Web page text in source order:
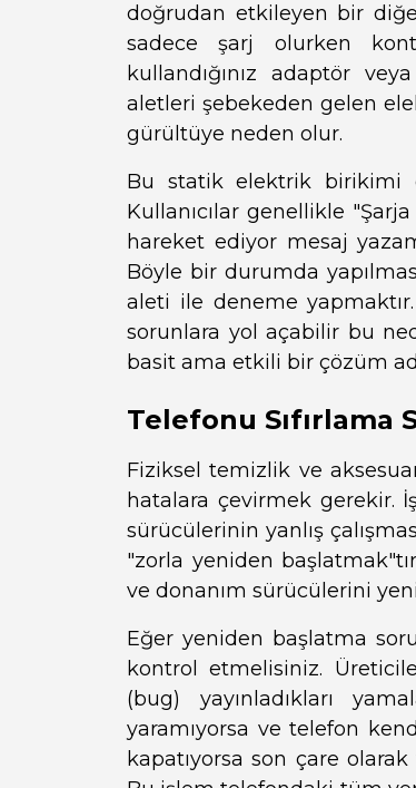
doğrudan etkileyen bir
sadece şarj olurken
kullandığınız adaptör
aletleri şebekeden gelen
gürültüye neden olur.
Bu statik elektrik birikimi
Kullanıcılar genellikle
hareket ediyor mesaj
Böyle bir durumda
aleti ile deneme
sorunlara yol açabilir bu
basit ama etkili bir çözüm
Telefonu Sıfırlama
Fiziksel temizlik ve
hatalara çevirmek gerekir.
sürücülerinin yanlış
"zorla yeniden
ve donanım sürücülerini
Eğer yeniden başlatma
kontrol etmelisiniz.
(bug) yayınladıkları
yaramıyorsa ve telefon
kapatıyorsa son çare